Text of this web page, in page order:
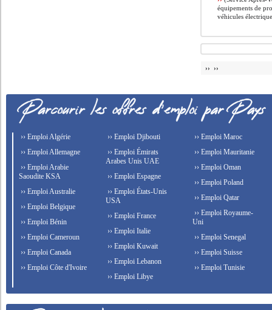
équipements de
véhicules
›› ››
›› Emploi Algérie
›› Emploi Allemagne
›› Emploi Arabie
Saoudite KSA
›› Emploi Australie
›› Emploi Belgique
›› Emploi Bénin
›› Emploi Cameroun
›› Emploi Canada
›› Emploi Côte d'Ivoire
›› Emploi Djibouti
›› Emploi Émirats
Arabes Unis UAE
›› Emploi Espagne
›› Emploi États-Unis
USA
›› Emploi France
›› Emploi Italie
›› Emploi Kuwait
›› Emploi Lebanon
›› Emploi Libye
›› Emploi Maroc
›› Emploi Mauritanie
›› Emploi Oman
›› Emploi Poland
›› Emploi Qatar
›› Emploi Royaume-
Uni
›› Emploi Senegal
›› Emploi Suisse
›› Emploi Tunisie